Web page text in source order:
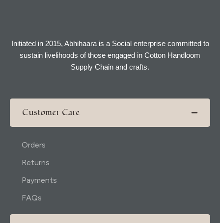
Initiated in 2015, Abhihaara is a Social enterprise committed to
sustain livelihoods of those engaged in Cotton Handloom
Supply Chain and crafts.
Customer Care
Orders
Returns
Payments
FAQs